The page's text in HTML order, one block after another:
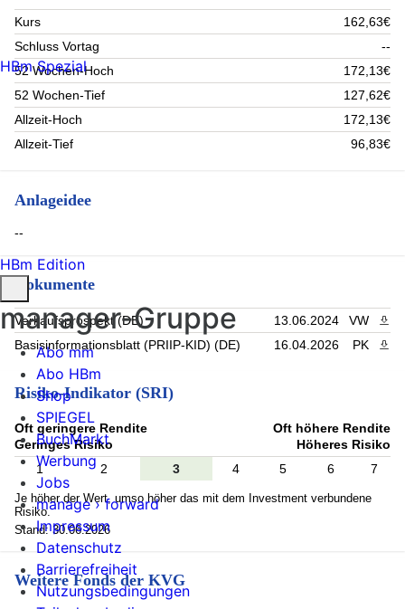
Kurs
162,63€
Schluss Vortag
--
52 Wochen-Hoch
172,13€
52 Wochen-Tief
127,62€
Allzeit-Hoch
172,13€
Allzeit-Tief
96,83€
Anlageidee
--
Dokumente
Verkaufsprospekt (DE) 13.06.2024 VW
Basisinformationsblatt (PRIIP-KID) (DE)
16.04.2026 PK
Risiko-Indikator (SRI)
Oft geringere Rendite
Geringes Risiko
Oft höhere Rendite
Höheres Risiko
1
2 3 4 5 6 7
Je höher der Wert, umso höher das mit dem Investment verbundene
Risiko.
Stand: 30.06.2026
Weitere Fonds der KVG
HBm Spezial
HBm Edition
manager-Gruppe
Abo mm
Abo HBm
Shop
SPIEGEL
BuchMarkt
Werbung
Jobs
manage › forward
Impressum
Datenschutz
Barrierefreiheit
Nutzungsbedingungen